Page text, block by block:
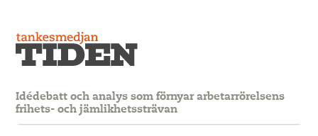
Idédebatt och analys som förnyar arbetarrörelsens
frihets- och jämlikhetssträvan